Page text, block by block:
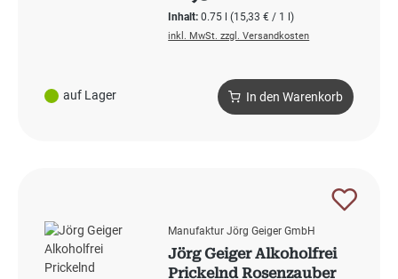
auf Lager
Inhalt:0.75 l(15,33 € / 1 l)
inkl. MwSt. zzgl. Versandkosten
In den Warenkorb
Manufaktur Jörg Geiger GmbH
Jörg Geiger Alkoholfrei
Prickelnd Rosenzauber